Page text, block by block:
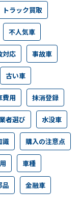
トラック買取
不人気車
対応 事故車
古い車
費用 抹消登録
者選び 水没車
識 購入の注意点
車種
品 金融車